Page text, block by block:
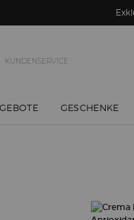
KUNDENSERVICE
GESCHENKE